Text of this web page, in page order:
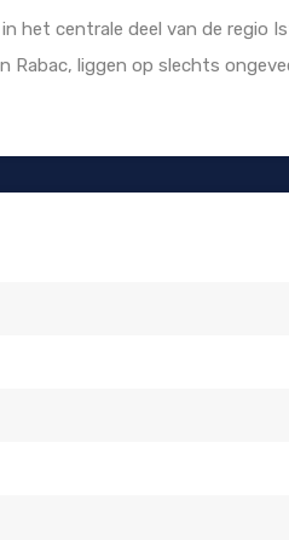
het centrale deel van de regio
Rabac, liggen op slechts